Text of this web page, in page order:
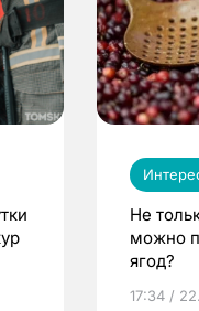
Не
можно
ягод?
17:34 /